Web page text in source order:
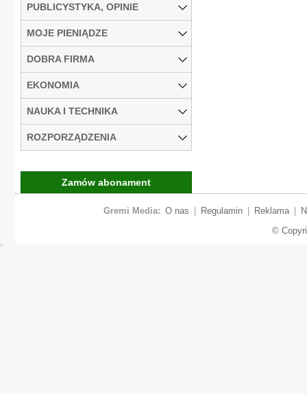
PUBLICYSTYKA, OPINIE
MOJE PIENIĄDZE
DOBRA FIRMA
EKONOMIA
NAUKA I TECHNIKA
ROZPORZĄDZENIA
Zamów abonament
Gremi Media: O nas Regulamin Reklama
©